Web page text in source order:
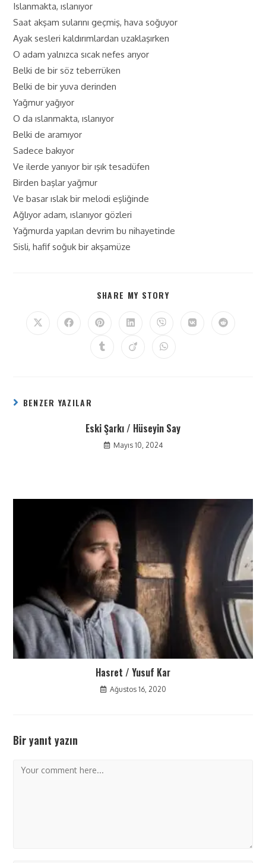
Islanmakta, ıslanıyor
Saat akşam sularını geçmiş, hava soğuyor
Ayak sesleri kaldırımlardan uzaklaşırken
O adam yalnızca sıcak nefes arıyor
Belki de bir söz teberrüken
Belki de bir yuva derinden
Yağmur yağıyor
O da ıslanmakta, ıslanıyor
Belki de aramıyor
Sadece bakıyor
Ve ilerde yanıyor bir ışık tesadüfen
Birden başlar yağmur
Ve basar ıslak bir melodi eşliğinde
Ağlıyor adam, ıslanıyor gözleri
Yağmurda yapılan devrim bu nihayetinde
Sisli, hafif soğuk bir akşamüze
SHARE MY STORY
BENZER YAZILAR
Eski Şarkı / Hüseyin Say
Mayıs 10, 2024
Hasret / Yusuf Kar
Ağustos 16, 2020
Bir yanıt yazın